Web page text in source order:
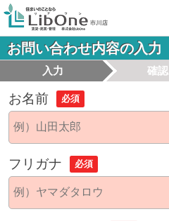
お問い合わせ内容の入力
入力 確認
お名前 必須
フリガナ 必須